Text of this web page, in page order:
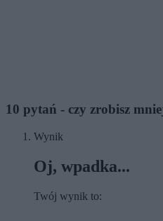
10 pytań - czy zrobisz
Wynik
Oj, wpadka...
Twój wynik to: